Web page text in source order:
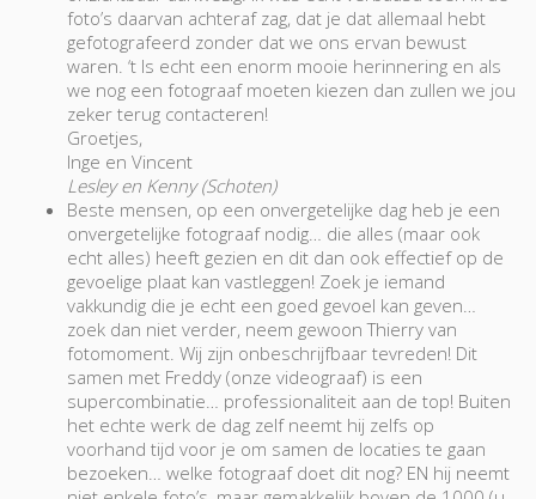
foto’s daarvan achteraf zag, dat je dat allemaal hebt
gefotografeerd zonder dat we ons ervan bewust
waren. ‘t Is echt een enorm mooie herinnering en als
we nog een fotograaf moeten kiezen dan zullen we jou
zeker terug contacteren!
Groetjes,
Inge en Vincent
Lesley en Kenny (Schoten)
Beste mensen, op een onvergetelijke dag heb je een
onvergetelijke fotograaf nodig… die alles (maar ook
echt alles) heeft gezien en dit dan ook effectief op de
gevoelige plaat kan vastleggen! Zoek je iemand
vakkundig die je echt een goed gevoel kan geven…
zoek dan niet verder, neem gewoon Thierry van
fotomoment. Wij zijn onbeschrijfbaar tevreden! Dit
samen met Freddy (onze videograaf) is een
supercombinatie… professionaliteit aan de top! Buiten
het echte werk de dag zelf neemt hij zelfs op
voorhand tijd voor je om samen de locaties te gaan
bezoeken… welke fotograaf doet dit nog? EN hij neemt